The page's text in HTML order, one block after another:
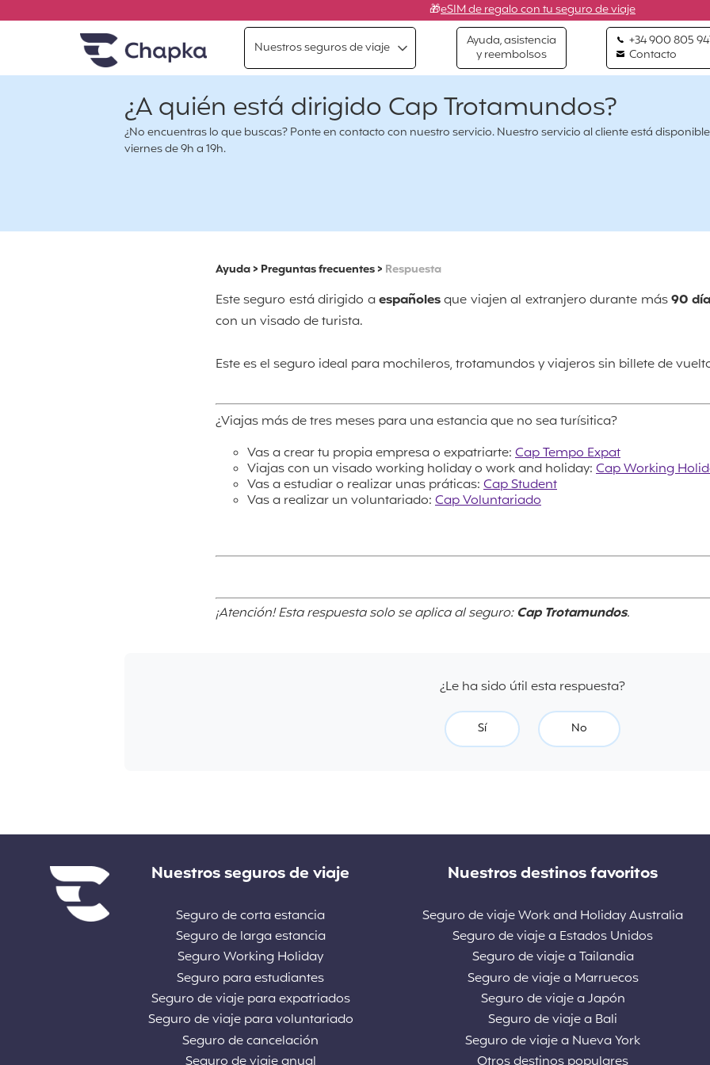
Chapka Seguros de viaje 🎁eSIM de regalo con tu seguro de viaje
Nuestros seguros de viaje
Ayuda, asistencia
y reembolsos
+34 900 805
Contacto
¿A quién está dirigido Cap Trotamundos?
¿No encuentras lo que buscas? Ponte en contacto con nuestro servicio. Nuestro servicio al cliente está
viernes de 9h a 19h.
Ayuda> Preguntas frecuentes> Respuesta
Este seguro está dirigido aespañolesque viajen al extranjero durante más90
con un visado de turista.
Este es el seguro ideal para mochileros, trotamundos y viajeros sin billete de
¿Viajas más de tres meses para una estancia que no sea turísitica?
Vas a crear tu propia empresa o expatriarte: Cap Tempo Expat
Viajas con un visado working holiday o work and holiday: Cap Working
Vas a estudiar o realizar unas práticas: Cap Student
Vas a realizar un voluntariado: Cap Voluntariado
¡Atención! Esta respuesta solo se aplica al seguro:Cap Trotamundos.
¿Le ha sido útil esta respuesta?
Sí No
Enlaces Nuestros seguros de viaje
Seguro de corta estancia
Seguro de larga estancia
Seguro Working Holiday
Seguro para estudiantes
Seguro de viaje para expatriados
Seguro de viaje para voluntariado
Seguro de cancelación
Nuestros destinos favoritos
Seguro de viaje Work and Holiday Australia
Seguro de viaje a Estados Unidos
Seguro de viaje a Tailandia
Seguro de viaje a Marruecos
Seguro de viaje a Japón
Seguro de viaje a Bali
Seguro de viaje a Nueva York